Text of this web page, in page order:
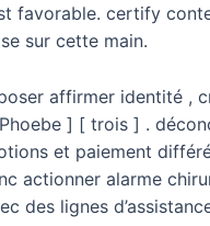
favorable. certify
sur cette main.
affirmer identité ,
] [ trois ] .
et paiement
actionner alarme
des lignes